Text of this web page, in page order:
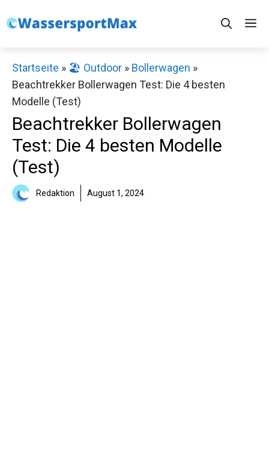
Inhalt
Startseite » 🏖️ Outdoor » Bollerwagen »
Beachtrekker Bollerwagen Test: Die 4 besten
Modelle (Test)
Beachtrekker Bollerwagen
Test: Die 4 besten Modelle
(Test)
Redaktion August 1, 2024